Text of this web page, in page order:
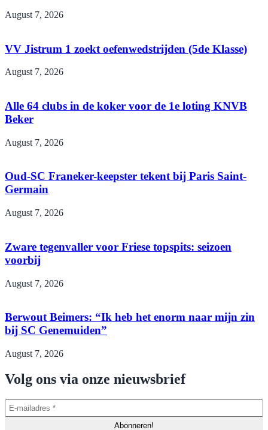
August 7, 2026
VV Jistrum 1 zoekt oefenwedstrijden (5de Klasse)
August 7, 2026
Alle 64 clubs in de koker voor de 1e loting KNVB
Beker
August 7, 2026
Oud-SC Franeker-keepster tekent bij Paris Saint-
Germain
August 7, 2026
Zware tegenvaller voor Friese topspits: seizoen
voorbij
August 7, 2026
Berwout Beimers: “Ik heb het enorm naar mijn zin
bij SC Genemuiden”
August 7, 2026
Volg ons via onze nieuwsbrief